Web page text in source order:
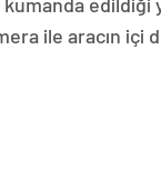
ile aracın içi